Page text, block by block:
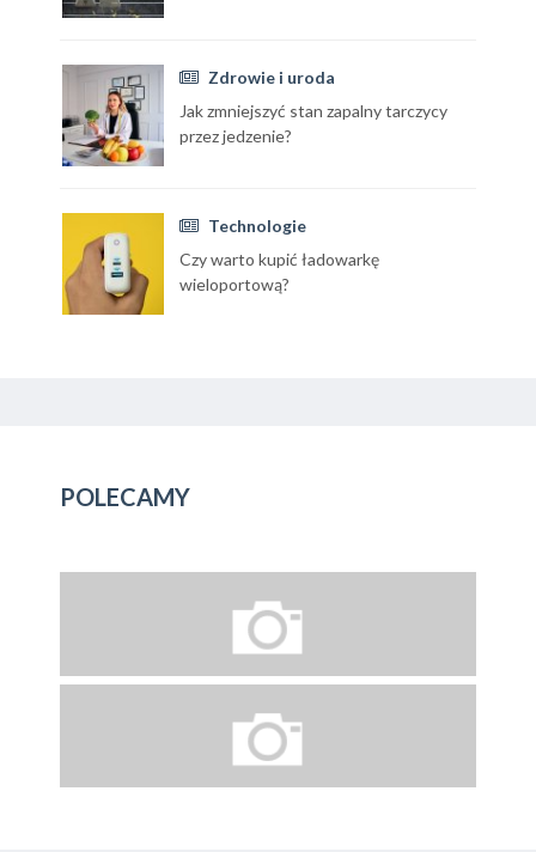
Zdrowie i uroda
Jak zmniejszyć stan zapalny tarczycy
przez jedzenie?
Technologie
Czy warto kupić ładowarkę
wieloportową?
POLECAMY